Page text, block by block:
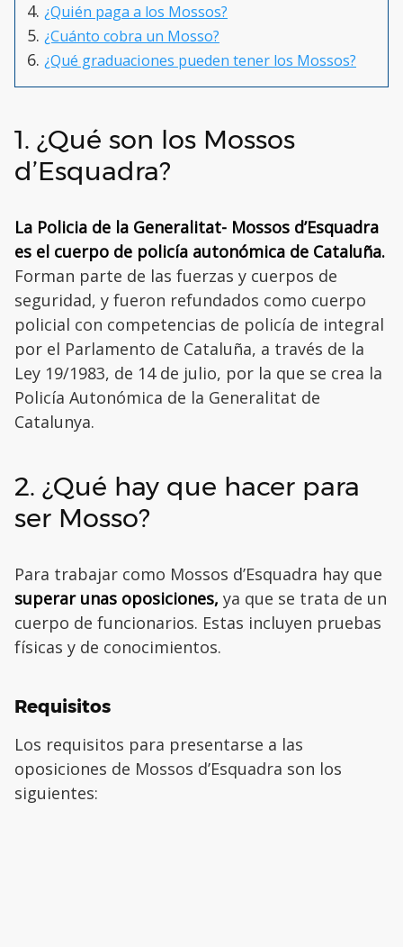
¿Quién paga a los Mossos?
¿Cuánto cobra un Mosso?
¿Qué graduaciones pueden tener los Mossos?
1. ¿Qué son los Mossos
d’Esquadra?
La Policia de la Generalitat- Mossos d’Esquadra
es el cuerpo de policía autonómica de Cataluña.
Forman parte de las fuerzas y cuerpos de
seguridad, y fueron refundados como cuerpo
policial con competencias de policía de integral
por el Parlamento de Cataluña, a través de la
Ley 19/1983, de 14 de julio, por la que se crea la
Policía Autonómica de la Generalitat de
Catalunya.
2. ¿Qué hay que hacer para
ser Mosso?
Para trabajar como Mossos d’Esquadra hay que
superar unas oposiciones, ya que se trata de un
cuerpo de funcionarios. Estas incluyen pruebas
físicas y de conocimientos.
Requisitos
Los requisitos para presentarse a las
oposiciones de Mossos d’Esquadra son los
siguientes: